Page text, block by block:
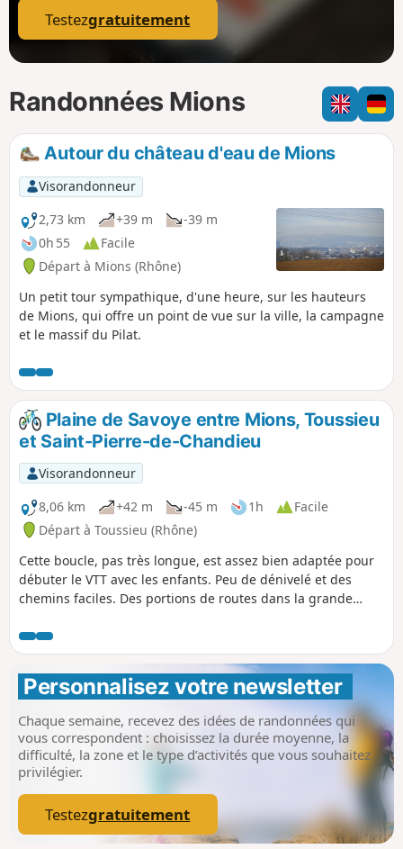
Testezgratuitement
Randonnées Mions
Autour du château d'eau de Mions
Visorandonneur
2,73 km
+39 m
-39 m
0h 55
Facile
Départ à Mions (Rhône)
Un petit tour sympathique, d'une heure, sur les hauteurs
de Mions, qui offre un point de vue sur la ville, la campagne
et le massif du Pilat.
Plaine de Savoye entre Mions, Toussieu
et Saint-Pierre-de-Chandieu
Visorandonneur
8,06 km
+42 m -45 m 1h
Facile
Départ à Toussieu (Rhône)
Cette boucle, pas très longue, est assez bien adaptée pour
débuter le VTT avec les enfants. Peu de dénivelé et des
chemins faciles. Des portions de routes dans la grande
Personnalisez votre newsletter
Chaque semaine, recevez des idées de randonnées qui
vous correspondent : choisissez la durée moyenne, la
difficulté, la zone et le type d’activités que vous souhaitez
privilégier.
Testezgratuitement